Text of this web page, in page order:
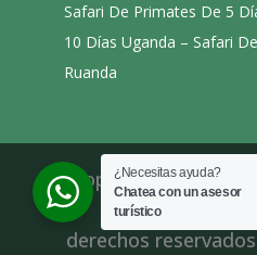
Safari De Primates De 5
10 Días Uganda – Safari
Ruanda
Copyright © 2015-
aventura en
derechos
¿Necesitas ayuda?
Chatea con un asesor
turístico